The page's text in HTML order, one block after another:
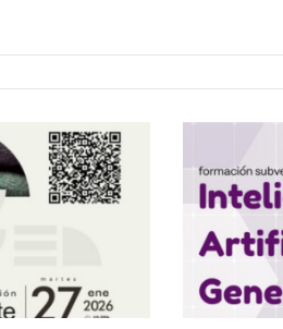
OFRECE
SOBRE
GENERATIVA.